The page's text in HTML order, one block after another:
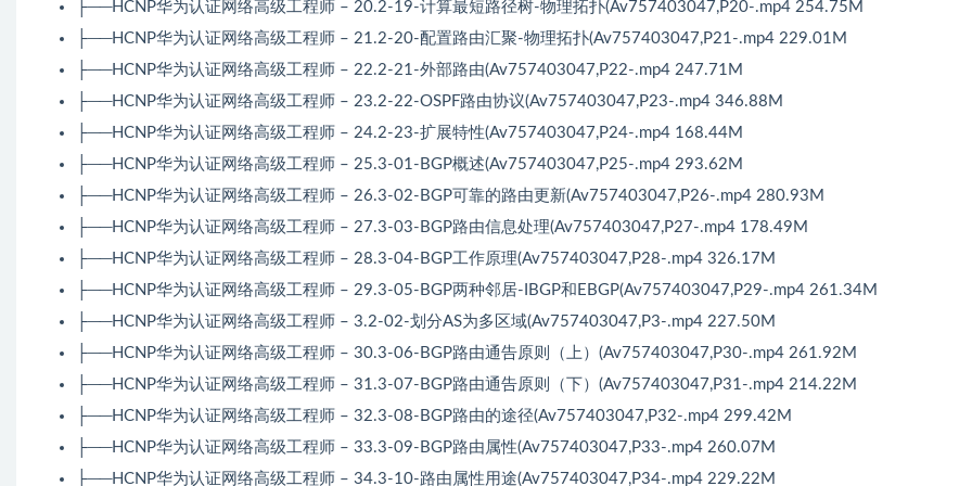
├──HCNP华为认证网络高级工程师 – 20.2-19-计算最短路径树-物理拓扑(Av757403047,P20-.mp4 254.75M
├──HCNP华为认证网络高级工程师 – 21.2-20-配置路由汇聚-物理拓扑(Av757403047,P21-.mp4 229.01M
├──HCNP华为认证网络高级工程师 – 22.2-21-外部路由(Av757403047,P22-.mp4 247.71M
├──HCNP华为认证网络高级工程师 – 23.2-22-OSPF路由协议(Av757403047,P23-.mp4 346.88M
├──HCNP华为认证网络高级工程师 – 24.2-23-扩展特性(Av757403047,P24-.mp4 168.44M
├──HCNP华为认证网络高级工程师 – 25.3-01-BGP概述(Av757403047,P25-.mp4 293.62M
├──HCNP华为认证网络高级工程师 – 26.3-02-BGP可靠的路由更新(Av757403047,P26-.mp4 280.93M
├──HCNP华为认证网络高级工程师 – 27.3-03-BGP路由信息处理(Av757403047,P27-.mp4 178.49M
├──HCNP华为认证网络高级工程师 – 28.3-04-BGP工作原理(Av757403047,P28-.mp4 326.17M
├──HCNP华为认证网络高级工程师 – 29.3-05-BGP两种邻居-IBGP和EBGP(Av757403047,P29-.mp4 261.34M
├──HCNP华为认证网络高级工程师 – 3.2-02-划分AS为多区域(Av757403047,P3-.mp4 227.50M
├──HCNP华为认证网络高级工程师 – 30.3-06-BGP路由通告原则（上）(Av757403047,P30-.mp4 261.92M
├──HCNP华为认证网络高级工程师 – 31.3-07-BGP路由通告原则（下）(Av757403047,P31-.mp4 214.22M
├──HCNP华为认证网络高级工程师 – 32.3-08-BGP路由的途径(Av757403047,P32-.mp4 299.42M
├──HCNP华为认证网络高级工程师 – 33.3-09-BGP路由属性(Av757403047,P33-.mp4 260.07M
├──HCNP华为认证网络高级工程师 – 34.3-10-路由属性用途(Av757403047,P34-.mp4 229.22M